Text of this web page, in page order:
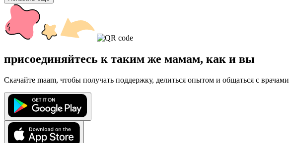
присоединяйтесь к таким же мамам, как и вы
Скачайте maam, чтобы получать поддержку, делиться опытом и общаться с врачами